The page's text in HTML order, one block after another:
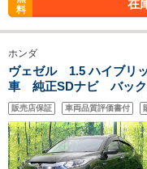
料
在
ホンダ
ヴェゼル 1.5 ハイブリ
車 純正SDナビ バッ
Bluetooth接続 衝突軽
ヘッドライト オートラ
アコン
販売店保証 車両品質評価書付